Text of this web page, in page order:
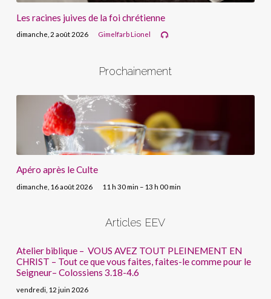
Les racines juives de la foi chrétienne
dimanche, 2 août 2026 Gimelfarb Lionel
Prochainement
Apéro après le Culte
dimanche, 16 août 2026 11 h 30 min – 13 h 00 min
Articles EEV
Atelier biblique – VOUS AVEZ TOUT PLEINEMENT EN
CHRIST – Tout ce que vous faites, faites-le comme pour le
Seigneur– Colossiens 3.18-4.6
vendredi, 12 juin 2026